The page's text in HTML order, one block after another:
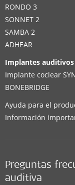
RONDO 3
SONNET 2
SAMBA 2
ADHEAR
Implantes auditivos
Implante coclear
BONEBRIDGE
Ayuda para el
Información
Preguntas
auditiva